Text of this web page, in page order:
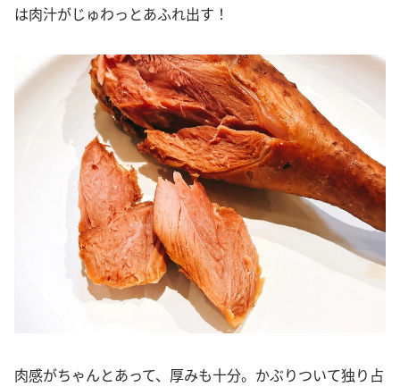
は肉汁がじゅわっとあふれ出す！
肉感がちゃんとあって、厚みも十分。かぶりついて独り占